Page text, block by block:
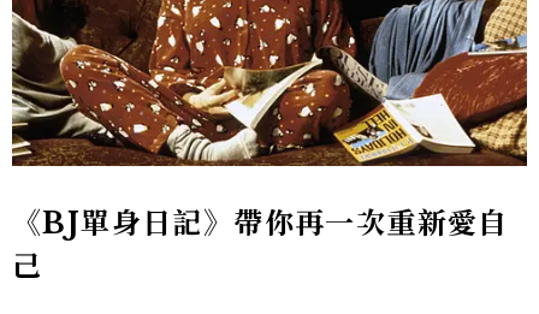
《BJ單身日記》帶你再一次重新愛自
己